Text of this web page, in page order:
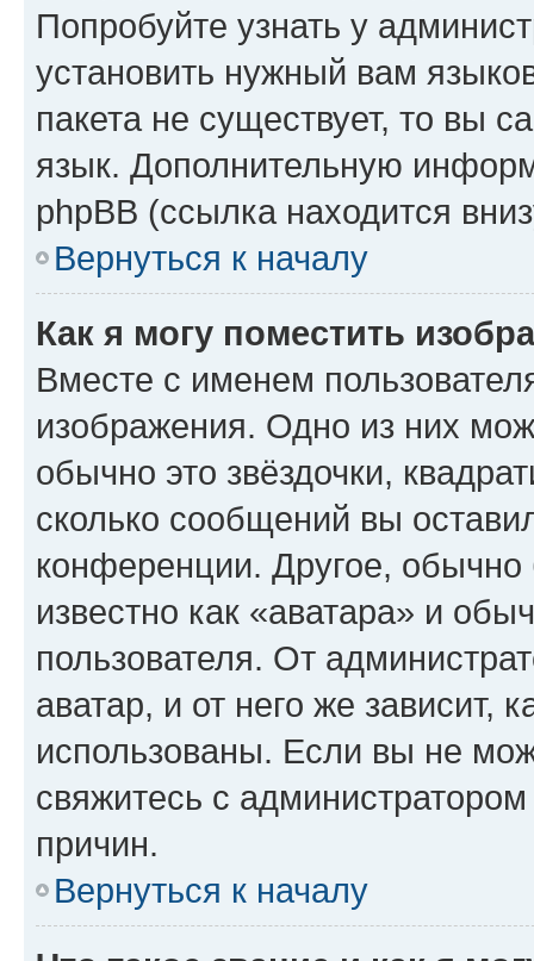
Попробуйте узнать у
установить нужный вам
пакета не существует, то вы
язык. Дополнительную
phpBB (ссылка находится
Вернуться к началу
Как я могу поместить
Вместе с именем
изображения. Одно из них
обычно это звёздочки,
сколько сообщений вы
конференции. Другое,
известно как «аватара» и
пользователя. От
аватар, и от него же зависит,
использованы. Если вы не
свяжитесь с
причин.
Вернуться к началу